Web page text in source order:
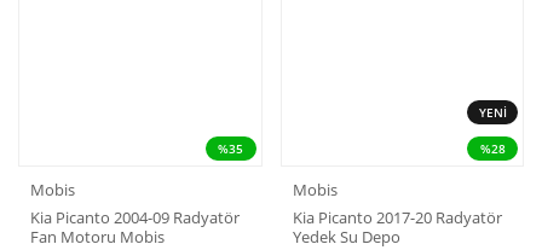
%35
Mobis
Kia Picanto 2004-09 Radyatör
Fan Motoru Mobis
YENİ
%28
Mobis
Kia Picanto 2017-20 Radyatör
Yedek Su Depo